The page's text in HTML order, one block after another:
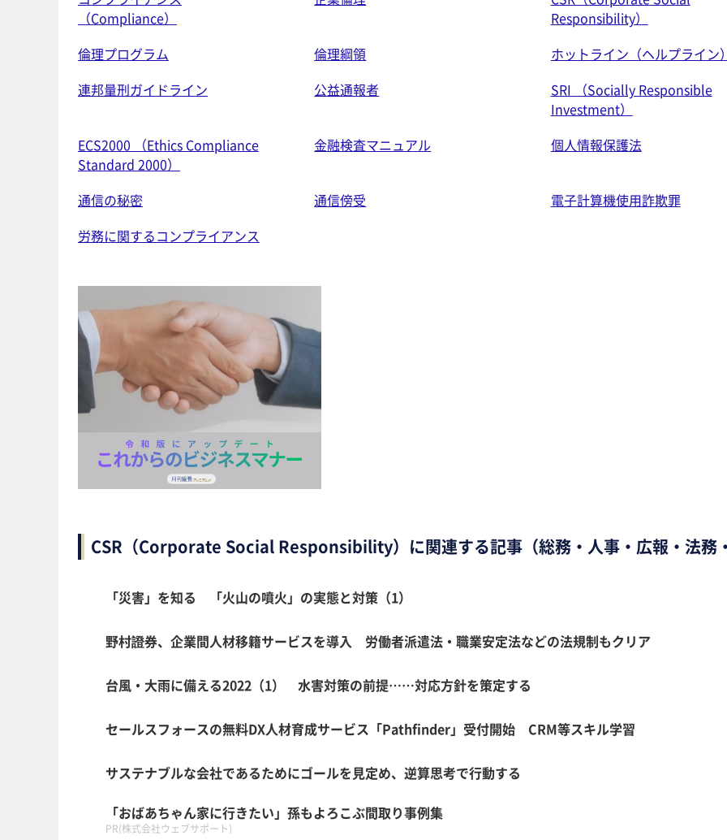
（Compliance）
Responsibility）
倫理プログラム
倫理綱領
ホットライン（ヘルプライン
連邦量刑ガイドライン
公益通報者
SRI （Socially Responsible
Investment）
ECS2000 （Ethics Compliance
Standard 2000）
金融検査マニュアル 個人情報保護法
通信の秘密 通信傍受
電子計算機使用詐欺罪
労務に関するコンプライアンス
CSR（Corporate Social Responsibility）に関連する記事（総務・人事・広報・法務
「災害」を知る 「火山の噴火」の実態と対策（1）
野村證券、企業間人材移籍サービスを導入 労働者派遣法・職業安定法などの法規制もクリア
台風・大雨に備える2022（1） 水害対策の前提……対応方針を策定する
セールスフォースの無料DX人材育成サービス「Pathfinder」受付開始 CRM等スキル学習
サステナブルな会社であるためにゴールを見定め、逆算思考で行動する
「おばあちゃん家に行きたい」孫もよろこぶ間取り事例集
PR(株式会社ウェブサポート)